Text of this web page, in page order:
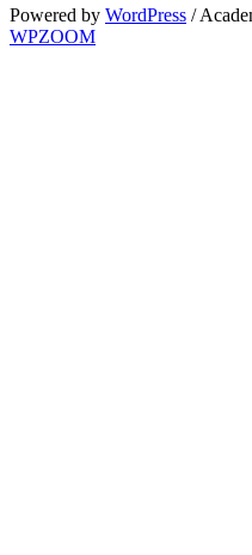
Powered by WordPress /
WPZOOM